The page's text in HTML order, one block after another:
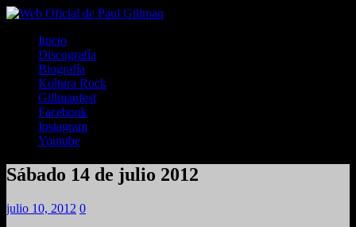
Inicio
Discografía
Biografía
Kultura Rock
Gillmanfest
Facebook
Instagram
Youtube
Sábado 14 de julio 2012
julio 10, 2012 0